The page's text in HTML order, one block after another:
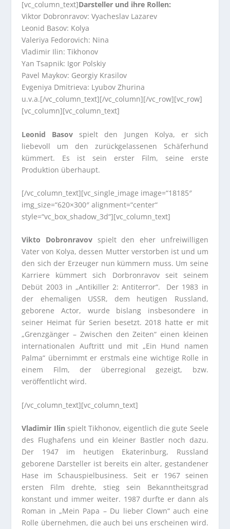
[vc_column_text]Darsteller und ihre Rollen:
Viktor Dobronravov: Vyacheslav Lazarev
Leonid Basov: Kolya
Valeriya Fedorovich: Nina
Vladimir Ilin: Tikhonov
Yan Tsapnik: Igor Polskiy
Pavel Maykov: Georgiy Krasilov
Evgeniya Dmitrieva: Lyubov Zhurina
u.v.a.[/vc_column_text][/vc_column][/vc_row][vc_row]
[vc_column][vc_column_text]
Leonid Basov spielt den Jungen Kolya, er sich
liebevoll um den zurückgelassenen Schäferhund
kümmert. Es ist sein erster Film, seine erste
Produktion überhaupt.
[/vc_column_text][vc_single_image image=“18185″
img_size=“620×300″ alignment=“center“
style=“vc_box_shadow_3d“][vc_column_text]
Vikto Dobronravov spielt den eher unfreiwilligen
Vater von Kolya, dessen Mutter verstorben ist und um
den sich der Erzeuger nun kümmern muss. Um seine
Karriere kümmert sich Dorbronravov seit seinem
Debüt 2003 in „Antikiller 2: Antiterror“. Der 1983 in
der ehemaligen USSR, dem heutigen Russland,
geborene Actor, wurde bislang insbesondere in
seiner Heimat für Serien besetzt. 2018 hatte er mit
„Grenzgänger – Zwischen den Zeiten“ einen kleinen
internationalen Auftritt und mit „Ein Hund namen
Palma“ übernimmt er erstmals eine wichtige Rolle in
einem Film, der überregional gezeigt, bzw.
veröffentlicht wird.
[/vc_column_text][vc_column_text]
Vladimir Ilin spielt Tikhonov, eigentlich die gute Seele
des Flughafens und ein kleiner Bastler noch dazu.
Der 1947 im heutigen Ekaterinburg, Russland
geborene Darsteller ist bereits ein alter, gestandener
Hase im Schauspielbusiness. Seit er 1967 seinen
ersten Film drehte, stieg sein Bekanntheitsgrad
konstant und immer weiter. 1987 durfte er dann als
Roman in „Mein Papa – Du lieber Clown“ auch eine
Rolle übernehmen, die auch bei uns erscheinen wird.